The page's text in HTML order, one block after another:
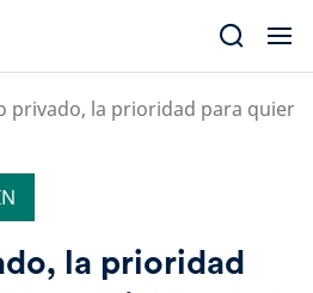
privado, la prioridad para
la prioridad